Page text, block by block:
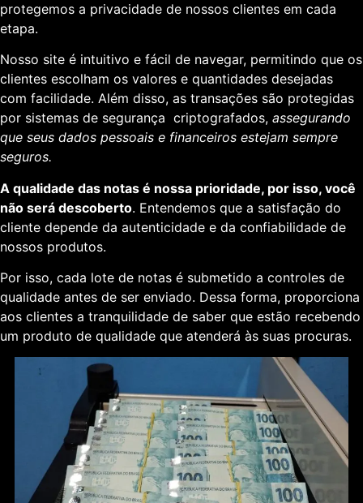
protegemos a privacidade de nossos clientes em cada
etapa.
Nosso site é intuitivo e fácil de navegar, permitindo que os
clientes escolham os valores e quantidades desejadas
com facilidade. Além disso, as transações são protegidas
por sistemas de segurança criptografados, assegurando
que seus dados pessoais e financeiros estejam sempre
seguros.
A qualidade das notas é nossa prioridade, por isso, você
não será descoberto. Entendemos que a satisfação do
cliente depende da autenticidade e da confiabilidade de
nossos produtos.
Por isso, cada lote de notas é submetido a controles de
qualidade antes de ser enviado. Dessa forma, proporciona
aos clientes a tranquilidade de saber que estão recebendo
um produto de qualidade que atenderá às suas procuras.